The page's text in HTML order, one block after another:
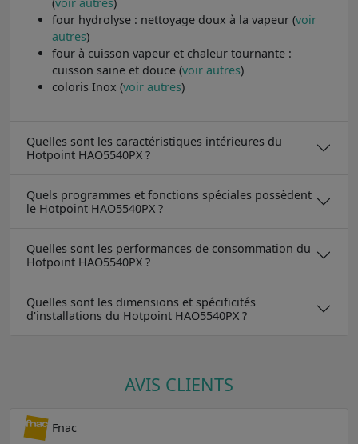
four hydrolyse : nettoyage doux à la vapeur (voir
autres)
four à cuisson vapeur et chaleur tournante :
cuisson saine et douce (voir autres)
coloris Inox (voir autres)
Quelles sont les caractéristiques intérieures du
Hotpoint HAO5540PX ?
Quels programmes et fonctions spéciales possèdent
le Hotpoint HAO5540PX ?
Quelles sont les performances de consommation du
Hotpoint HAO5540PX ?
Quelles sont les dimensions et spécificités
d'installations du Hotpoint HAO5540PX ?
AVIS CLIENTS
Fnac